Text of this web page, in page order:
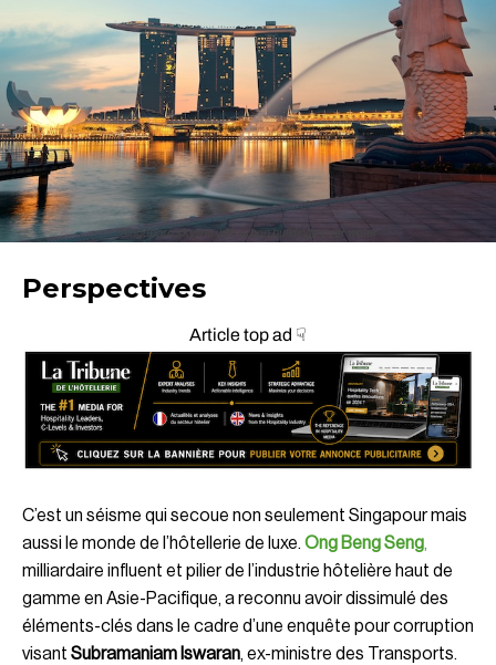
Singapore skyline with urban buildings over water
Perspectives
Article top ad ☟
C’est un séisme qui secoue non seulement Singapour mais
aussi le monde de l’hôtellerie de luxe. Ong Beng Seng,
milliardaire influent et pilier de l’industrie hôtelière haut de
gamme en Asie-Pacifique, a reconnu avoir dissimulé des
éléments-clés dans le cadre d’une enquête pour corruption
visant Subramaniam Iswaran, ex-ministre des Transports.